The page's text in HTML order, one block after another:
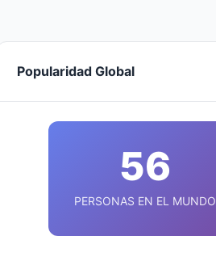
Popularidad Global
56
PERSONAS EN EL MUNDO